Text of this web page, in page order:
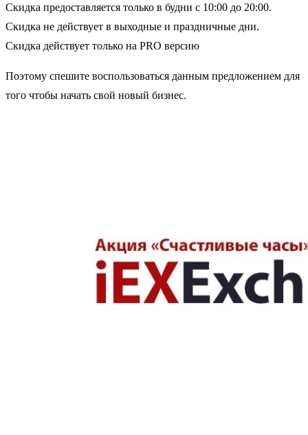
Скидка предоставляется только в будни с 10:00 до 20:00.
Скидка не действует в выходные и праздничные дни.
Скидка действует только на PRO версию
Поэтому спешите воспользоваться данным предложением для
того чтобы начать свой новый бизнес.